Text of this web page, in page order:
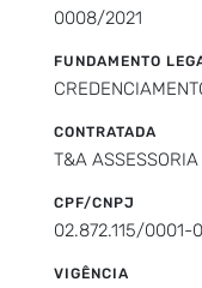
0008/2021
FUNDAMENTO
CONTRATADA
T&A
CPF/CNPJ
02.872.115/0001-
VIGÊNCIA